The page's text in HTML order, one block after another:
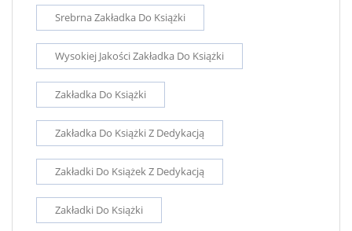
Srebrna Zakładka Do Książki
Wysokiej Jakości Zakładka Do Książki
Zakładka Do Książki
Zakładka Do Książki Z Dedykacją
Zakładki Do Książek Z Dedykacją
Zakładki Do Książki